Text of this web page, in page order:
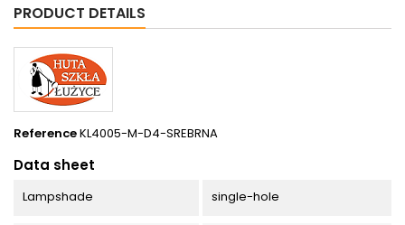
PRODUCT DETAILS
ReferenceKL4005-M-D4-SREBRNA
Data sheet
Lampshade single-hole